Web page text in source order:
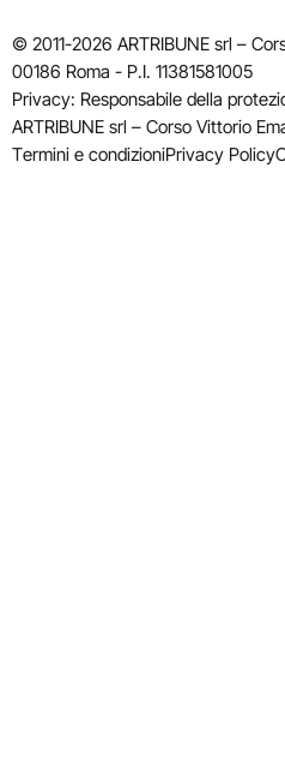
© 2011-2026 ARTRIBUNE srl –
00186 Roma - P.I. 11381581005
Privacy: Responsabile della
ARTRIBUNE srl – Corso Vittorio
Termini e condizioniPrivacy Policy